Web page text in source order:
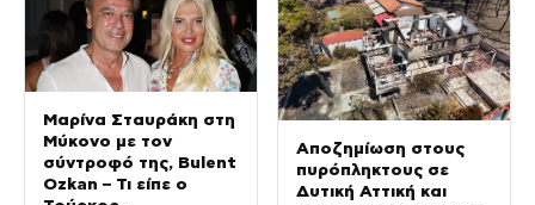
Μαρίνα Σταυράκη στη
Μύκονο με τον
σύντροφό της, Bulent
Ozkan – Τι είπε ο
Αποζημίωση στους
πυρόπληκτους σε
Δυτική Αττική και